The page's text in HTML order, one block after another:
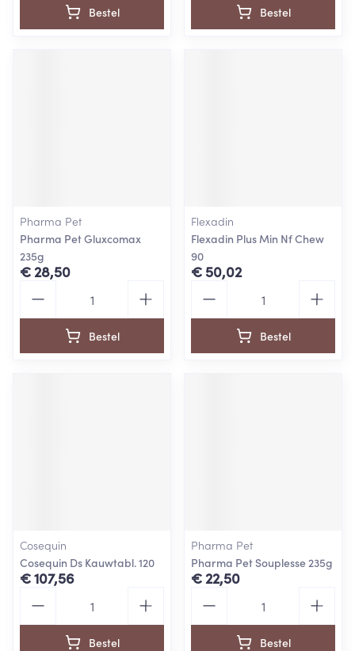
Bestel Bestel
Pharma Pet
Pharma Pet Gluxcomax
235g
€ 28,50
Bestel
Flexadin
Flexadin Plus Min Nf Chew
90
€ 50,02
Bestel
Cosequin
Cosequin Ds Kauwtabl. 120
€ 107,56
Bestel
Pharma Pet
Pharma Pet Souplesse 235g
€ 22,50
Bestel